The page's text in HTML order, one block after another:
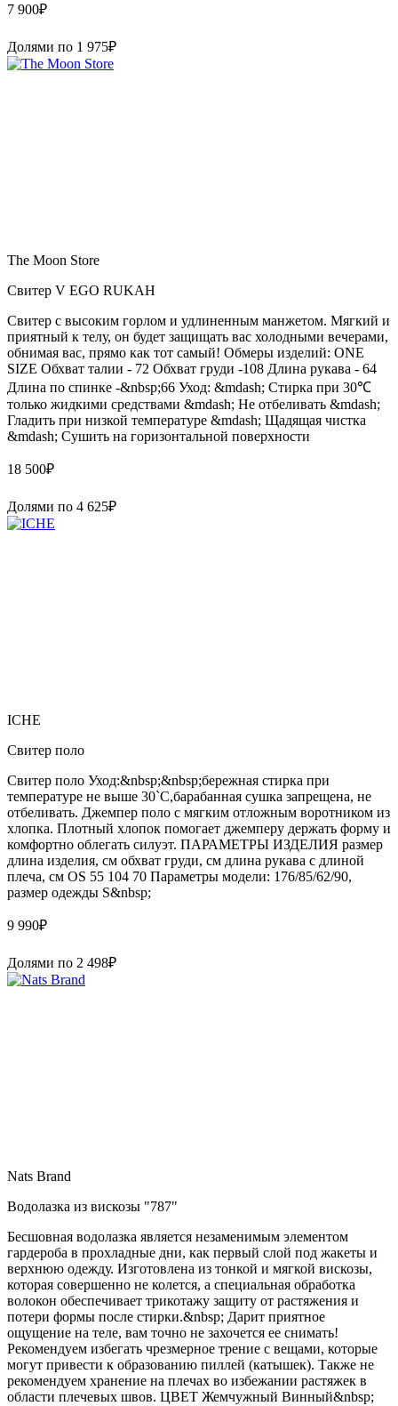
7 900₽
Долями по 1 975₽
The Moon Store
Свитер V EGO RUKAH
Свитер с высоким горлом и удлиненным манжетом. Мягкий и
приятный к телу, он будет защищать вас холодными вечерами,
обнимая вас, прямо как тот самый! Обмеры изделий: ONE
SIZE Обхват талии - 72 Обхват груди -108 Длина рукава - 64
Длина по спинке -&nbsp;66 Уход: &mdash; Стирка при 30℃
только жидкими средствами &mdash; Не отбеливать &mdash;
Гладить при низкой температуре &mdash; Щадящая чистка
&mdash; Сушить на горизонтальной поверхности
18 500₽
Долями по 4 625₽
ICHE
Свитер поло
Свитер поло Уход:&nbsp;&nbsp;бережная стирка при
температуре не выше 30`C,барабанная сушка запрещена, не
отбеливать. Джемпер поло с мягким отложным воротником из
хлопка. Плотный хлопок помогает джемперу держать форму и
комфортно облегать силуэт. ПАРАМЕТРЫ ИЗДЕЛИЯ размер
длина изделия, см обхват груди, см длина рукава с длиной
плеча, см OS 55 104 70 Параметры модели: 176/85/62/90,
размер одежды S&nbsp;
9 990₽
Долями по 2 498₽
Nats Brand
Водолазка из вискозы "787"
Бесшовная водолазка является незаменимым элементом
гардероба в прохладные дни, как первый слой под жакеты и
верхнюю одежду. Изготовлена из тонкой и мягкой вискозы,
которая совершенно не колется, а специальная обработка
волокон обеспечивает трикотажу защиту от растяжения и
потери формы после стирки.&nbsp; Дарит приятное
ощущение на теле, вам точно не захочется ее снимать!
Рекомендуем избегать чрезмерное трение с вещами, которые
могут привести к образованию пиллей (катышек). Также не
рекомендуем хранение на плечах во избежании растяжек в
области плечевых швов. ЦВЕТ Жемчужный Винный&nbsp;